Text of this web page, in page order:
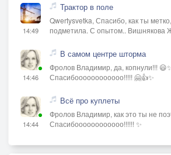
14:49
Трактор в поле
Qwertysvetka, Спасибо, как ты
подметила. С опытом.. Вишнякова
14:46
В самом центре шторма
Фролов Владимир, да, копнули!!!
Спасибоооооооооооо!!!!! 🤗👍✨
14:44
Всё про куплеты
Фролов Владимир, как это ты не
Спасибоооооооооооо!!!!!! ✨